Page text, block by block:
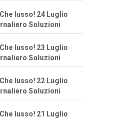
lusso! 24 Luglio
Soluzioni
lusso! 23 Luglio
Soluzioni
lusso! 22 Luglio
Soluzioni
lusso! 21 Luglio